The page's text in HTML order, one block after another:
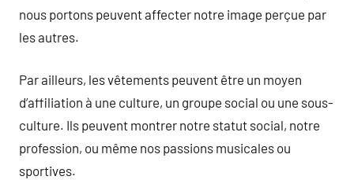
nous portons peuvent affecter notre image perçue par
les autres.
Par ailleurs, les vêtements peuvent être un moyen
d’affiliation à une culture, un groupe social ou une sous-
culture. Ils peuvent montrer notre statut social, notre
profession, ou même nos passions musicales ou
sportives.